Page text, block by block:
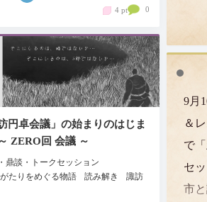
4 pt 0
金
か
私
円卓会議」の始まりのはじま
ZERO回 会議 ～
鼎談・トークセッション
たりをめぐる物語
読み解き
諏訪
9月
＆
で
セ
市